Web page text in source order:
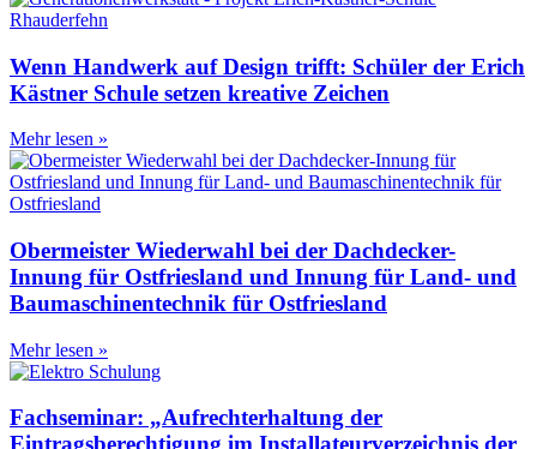
Wenn Handwerk auf Design trifft: Schüler der Erich
Kästner Schule setzen kreative Zeichen
Mehr lesen »
Obermeister Wiederwahl bei der Dachdecker-
Innung für Ostfriesland und Innung für Land- und
Baumaschinentechnik für Ostfriesland
Mehr lesen »
Fachseminar: „Aufrechterhaltung der